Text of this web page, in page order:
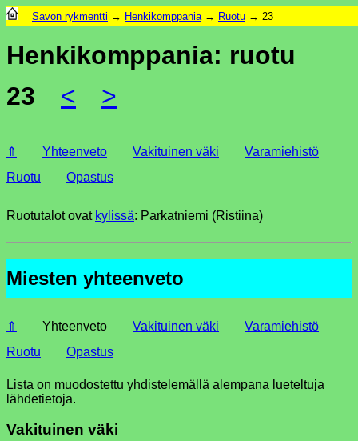
Savon rykmentti → Henkikomppania→ Ruotu → 23
Henkikomppania: ruotu
23
< >
⇑ Yhteenveto Vakituinen väki
Varamiehistö
Ruotu
Opastus
Ruotutalot ovat kylissä: Parkatniemi (Ristiina)
Miesten yhteenveto
⇑ Yhteenveto Vakituinen väki
Varamiehistö
Ruotu
Opastus
Lista on muodostettu yhdistelemällä alempana lueteltuja
lähdetietoja.
Vakituinen väki